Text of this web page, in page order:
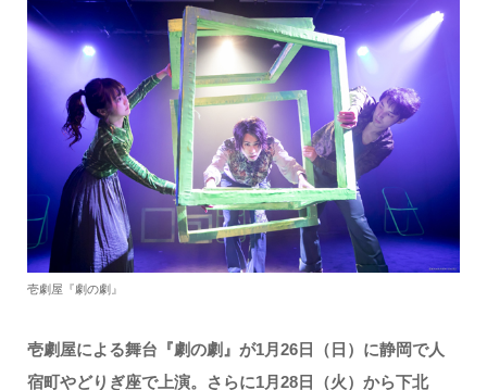
壱劇屋『劇の劇』
壱劇屋による舞台『劇の劇』が1月26日（日）に静岡で人
宿町やどりぎ座で上演。さらに1月28日（火）から下北